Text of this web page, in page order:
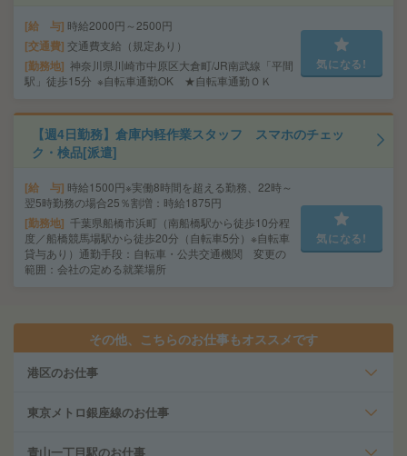
給 与 時給2000円～2500円
交通費 交通費支給（規定あり）
勤務地 神奈川県川崎市中原区大倉町/JR南武線「平間
駅」徒歩15分 ※自転車通勤OK ★自転車通勤ＯＫ
気になる!
【週4日勤務】倉庫内軽作業スタッフ スマホのチェッ
ク・検品[派遣]
給 与 時給1500円※実働8時間を超える勤務、22時～
翌5時勤務の場合25％割増：時給1875円
勤務地 千葉県船橋市浜町（南船橋駅から徒歩10分程
度／船橋競馬場駅から徒歩20分（自転車5分）※自転車
貸与あり）通勤手段：自転車・公共交通機関 変更の
範囲：会社の定める就業場所
気になる!
その他、こちらのお仕事もオススメです
港区のお仕事
東京メトロ銀座線のお仕事
青山一丁目駅のお仕事